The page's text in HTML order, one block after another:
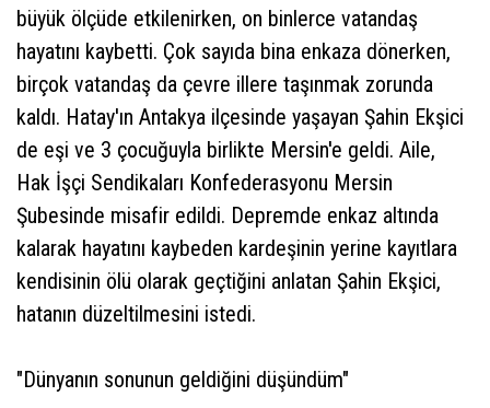
büyük ölçüde etkilenirken, on binlerce vatandaş
hayatını kaybetti. Çok sayıda bina enkaza dönerken,
birçok vatandaş da çevre illere taşınmak zorunda
kaldı. Hatay'ın Antakya ilçesinde yaşayan Şahin Ekşici
de eşi ve 3 çocuğuyla birlikte Mersin'e geldi. Aile,
Hak İşçi Sendikaları Konfederasyonu Mersin
Şubesinde misafir edildi. Depremde enkaz altında
kalarak hayatını kaybeden kardeşinin yerine kayıtlara
kendisinin ölü olarak geçtiğini anlatan Şahin Ekşici,
hatanın düzeltilmesini istedi.
"Dünyanın sonunun geldiğini düşündüm"